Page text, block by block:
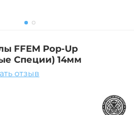
FFEM Pop-Up
Специи) 14мм
отзыв